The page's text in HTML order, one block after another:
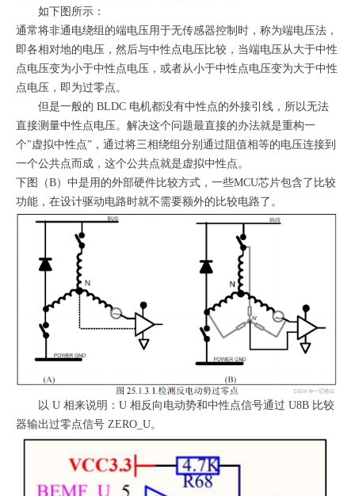
如下图所示：
通常将非通电绕组的端电压用于无传感器控制时，称为端电压法，
即各相对地的电压，然后与中性点电压比较，当端电压从大于中性
点电压变为小于中性点电压，或者从小于中性点电压变为大于中性
点电压，即为过零点。
但是一般的 BLDC 电机都没有中性点的外接引线，所以无法
直接测量中性点电压。解决这个问题最直接的办法就是重构一
个"虚拟中性点”，通过将三相绕组分别通过阻值相等的电压连接到
一个公共点而成，这个公共点就是虚拟中性点。
下图（B）中是用的外部硬件比较方式，一些MCU芯片包含了比较
功能，在设计驱动电路时就不需要额外的比较电路了。
以 U 相来说明：U 相反向电动势和中性点信号通过 U8B 比较
器输出过零点信号 ZERO_U。